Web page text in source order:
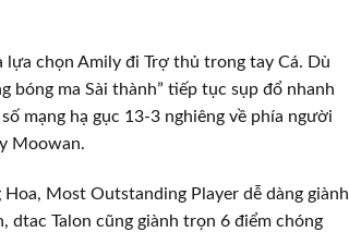
lựa chọn Amily đi Trợ thủ trong tay Cá. Dù
bóng ma Sài thành” tiếp tục sụp đổ nhanh
mạng hạ gục 13-3 nghiêng về phía người
Moowan.
Most Outstanding Player dễ dàng giành
dtac Talon cũng giành trọn 6 điểm chóng